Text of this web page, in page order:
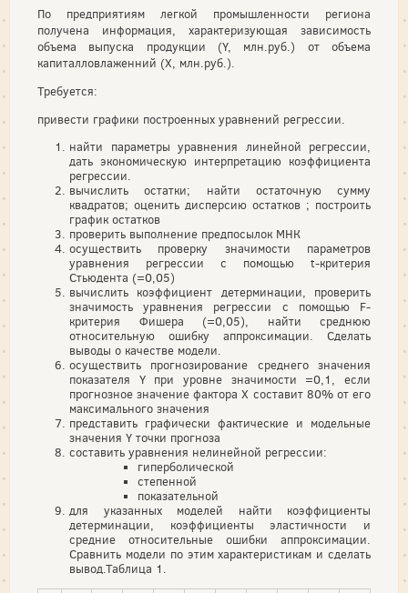
По предприятиям легкой промышленности региона
получена информация, характеризующая зависимость
объема выпуска продукции (Y, млн.руб.) от объема
капиталловлаженний (Х, млн.руб.).
Требуется:
привести графики построенных уравнений регрессии.
найти параметры уравнения линейной регрессии,
дать экономическую интерпретацию коэффициента
регрессии.
вычислить остатки; найти остаточную сумму
квадратов; оценить дисперсию остатков ; построить
график остатков
проверить выполнение предпосылок МНК
осуществить проверку значимости параметров
уравнения регрессии с помощью t-критерия
Стьюдента (=0,05)
вычислить коэффициент детерминации, проверить
значимость уравнения регрессии с помощью F-
критерия Фишера (=0,05), найти среднюю
относительную ошибку аппроксимации. Сделать
выводы о качестве модели.
осуществить прогнозирование среднего значения
показателя Y при уровне значимости =0,1, если
прогнозное значение фактора Х составит 80% от его
максимального значения
представить графически фактические и модельные
значения Y точки прогноза
составить уравнения нелинейной регрессии:
гиперболической
степенной
показательной
для указанных моделей найти коэффициенты
детерминации, коэффициенты эластичности и
средние относительные ошибки аппроксимации.
Сравнить модели по этим характеристикам и сделать
вывод.Таблица 1.